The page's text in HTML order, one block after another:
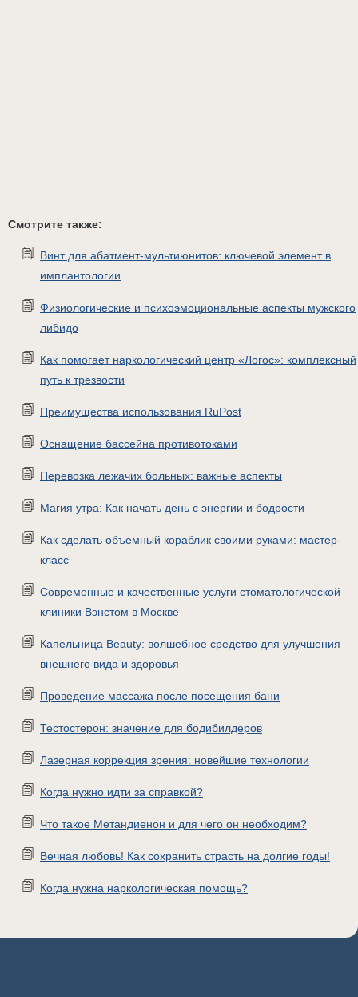
Смотрите также:
Винт для абатмент-мультиюнитов: ключевой элемент в
имплантологии
Физиологические и психоэмоциональные аспекты мужского
либидо
Как помогает наркологический центр «Логос»: комплексный
путь к трезвости
Преимущества использования RuPost
Оснащение бассейна противотоками
Перевозка лежачих больных: важные аспекты
Магия утра: Как начать день с энергии и бодрости
Как сделать объемный кораблик своими руками: мастер-
класс
Современные и качественные услуги стоматологической
клиники Вэнстом в Москве
Капельница Beauty: волшебное средство для улучшения
внешнего вида и здоровья
Проведение массажа после посещения бани
Тестостерон: значение для бодибилдеров
Лазерная коррекция зрения: новейшие технологии
Когда нужно идти за справкой?
Что такое Метандиенон и для чего он необходим?
Вечная любовь! Как сохранить страсть на долгие годы!
Когда нужна наркологическая помощь?